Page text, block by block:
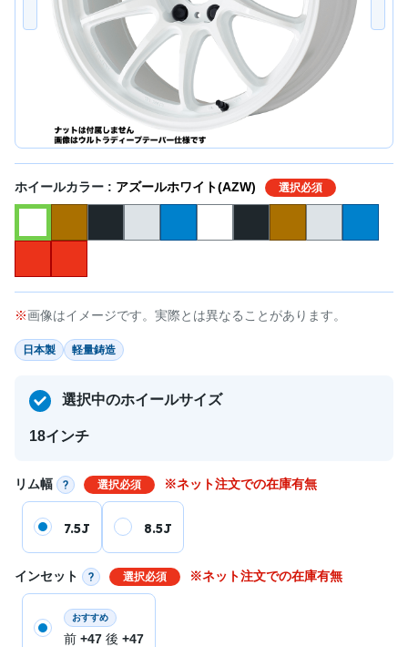
ホイールカラー : アズールホワイト(AZW) 選択必須
画像はイメージです。実際とは異なることがあります。
日本製 軽量鋳造
選択中のホイールサイズ
18インチ
リム幅 選択必須 ※ネット注文での在庫有無
7.5J 8.5J
インセット 選択必須 ※ネット注文での在庫有無
おすすめ
前 +47 後 +47